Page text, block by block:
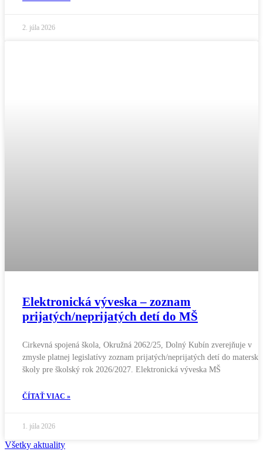
2. júla 2026
Elektronická výveska – zoznam
prijatých/neprijatých detí do MŠ
Cirkevná spojená škola, Okružná 2062/25, Dolný Kubín zverejňuje v
zmysle platnej legislatívy zoznam prijatých/neprijatých detí do
školy pre školský rok 2026/2027. Elektronická výveska MŠ
ČÍTAŤ VIAC »
1. júla 2026
Všetky aktuality